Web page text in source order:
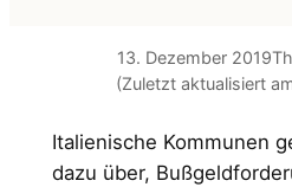
13. Dezember 2019
(Zuletzt aktualisiert
Italienische Kommunen
dazu über,